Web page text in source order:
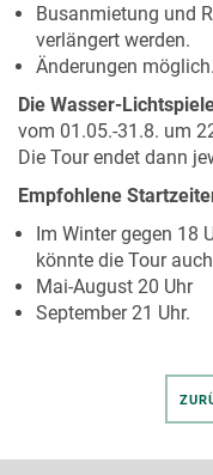
Busanmietung und
verlängert werden.
Änderungen möglich.
Die Wasser-
vom 01.05.-31.8. um
Die Tour endet dann
Empfohlene
Im Winter gegen 18
könnte die Tour
Mai-August 20 Uhr
September 21 Uhr.